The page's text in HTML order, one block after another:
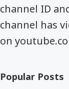
channel ID
channel has
on
Popular Posts